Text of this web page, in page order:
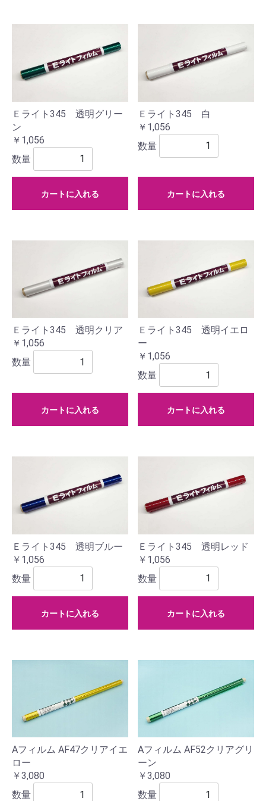
Ｅライト345 透明グリー
ン
￥1,056
数量
カートに入れる
Ｅライト345 白
￥1,056
数量
カートに入れる
Ｅライト345 透明クリア
￥1,056
数量
カートに入れる
Ｅライト345 透明イエロ
ー
￥1,056
数量
カートに入れる
Ｅライト345 透明ブルー
￥1,056
数量
カートに入れる
Ｅライト345 透明レッド
￥1,056
数量
カートに入れる
Aフィルム AF47クリアイエ
ロー
￥3,080
数量
Aフィルム AF52クリアグリ
ーン
￥3,080
数量